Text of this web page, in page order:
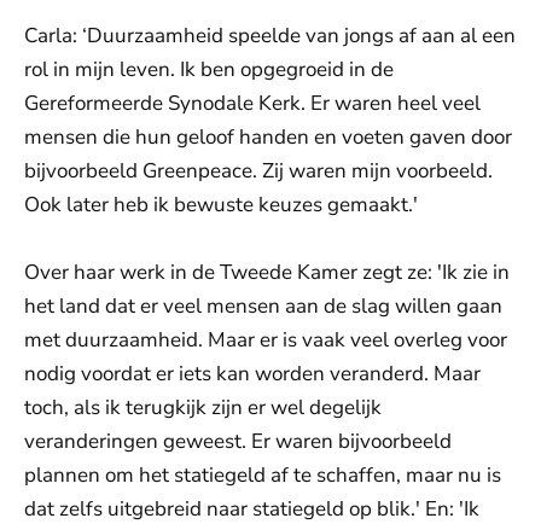
Carla: ‘Duurzaamheid speelde van jongs af aan al een
rol in mijn leven. Ik ben opgegroeid in de
Gereformeerde Synodale Kerk. Er waren heel veel
mensen die hun geloof handen en voeten gaven door
bijvoorbeeld Greenpeace. Zij waren mijn voorbeeld.
Ook later heb ik bewuste keuzes gemaakt.'
Over haar werk in de Tweede Kamer zegt ze: 'Ik zie in
het land dat er veel mensen aan de slag willen gaan
met duurzaamheid. Maar er is vaak veel overleg voor
nodig voordat er iets kan worden veranderd. Maar
toch, als ik terugkijk zijn er wel degelijk
veranderingen geweest. Er waren bijvoorbeeld
plannen om het statiegeld af te schaffen, maar nu is
dat zelfs uitgebreid naar statiegeld op blik.' En: 'Ik